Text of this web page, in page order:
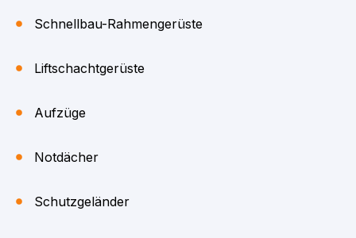
Schnellbau-Rahmengerüste
Liftschachtgerüste
Aufzüge
Notdächer
Schutzgeländer